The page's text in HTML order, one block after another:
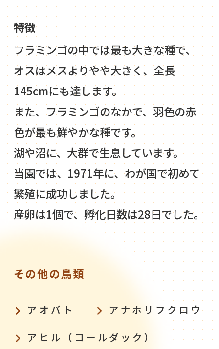
特徴
フラミンゴの中では最も大きな種で、
オスはメスよりやや大きく、全長
145cmにも達します。
また、フラミンゴのなかで、羽色の赤
色が最も鮮やかな種です。
湖や沼に、大群で生息しています。
当園では、1971年に、わが国で初めて
繁殖に成功しました。
産卵は1個で、孵化日数は28日でした。
その他の鳥類
アオバト
アナホリフクロウ
アヒル（コールダック）